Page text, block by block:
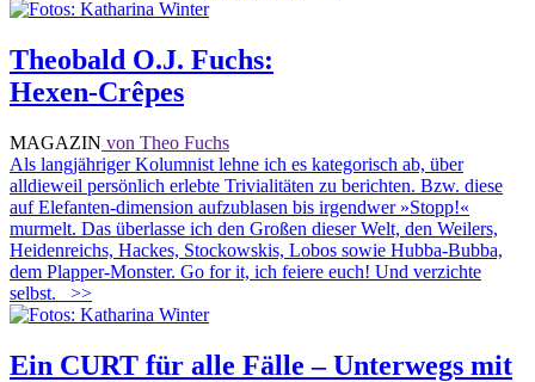
Theobald O.J. Fuchs:
Hexen-Crêpes
MAGAZIN von Theo Fuchs
Als langjähriger Kolumnist lehne ich es kategorisch ab, über
alldieweil persönlich erlebte Trivialitäten zu berichten. Bzw. diese
auf Elefanten-dimension aufzublasen bis irgendwer »Stopp!«
murmelt. Das überlasse ich den Großen dieser Welt, den Weilers,
Heidenreichs, Hackes, Stockowskis, Lobos sowie Hubba-Bubba,
dem Plapper-Monster. Go for it, ich feiere euch! Und verzichte
selbst.
>>
Ein CURT für alle Fälle – Unterwegs mit